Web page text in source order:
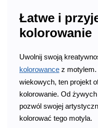
Łatwe i
kolorowanie
Uwolnij swoją
kolorowance z
wiekowych, ten projekt
kolorowanie. Od
pozwól swojej
kolorować tego motyla.